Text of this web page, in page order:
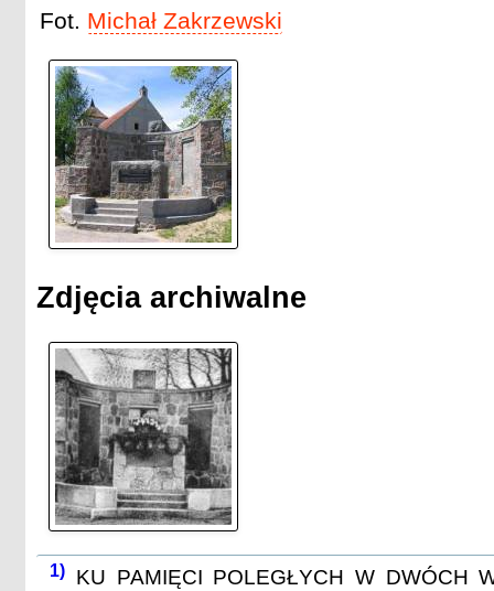
Fot. Michał Zakrzewski
Zdjęcia archiwalne
1)
KU PAMIĘCI POLEGŁYCH W DWÓCH